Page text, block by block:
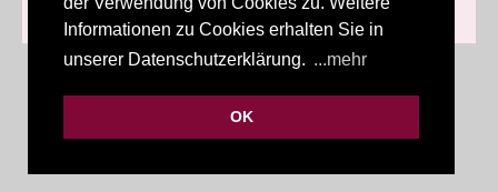
Informationen zu Cookies erhalten Sie in
unserer Datenschutzerklärung. ...mehr
OK